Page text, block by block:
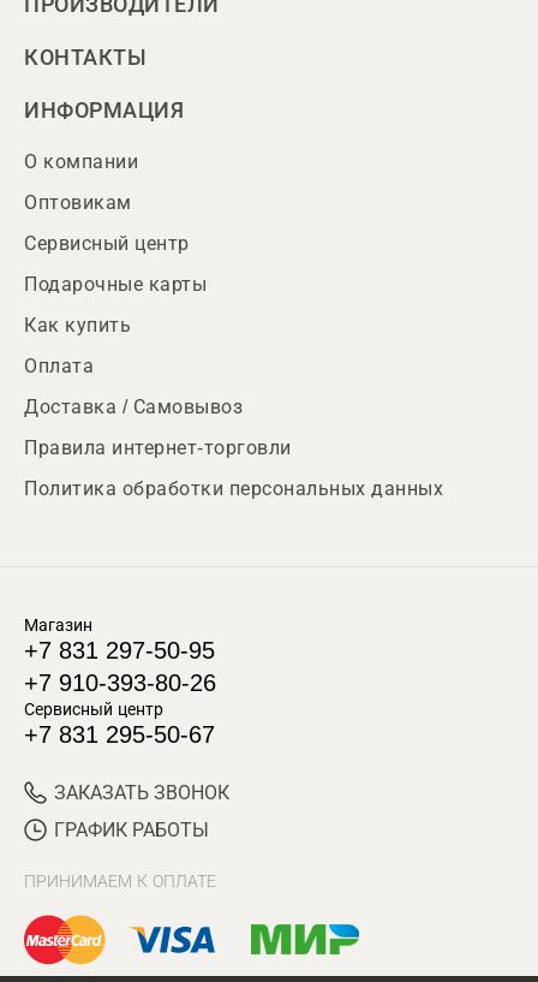
ПРОИЗВОДИТЕЛИ
КОНТАКТЫ
ИНФОРМАЦИЯ
О компании
Оптовикам
Сервисный центр
Подарочные карты
Как купить
Оплата
Доставка / Самовывоз
Правила интернет-торговли
Политика обработки персональных данных
Магазин
+7 831 297-50-95
+7 910-393-80-26
Сервисный центр
+7 831 295-50-67
ЗАКАЗАТЬ ЗВОНОК
ГРАФИК РАБОТЫ
ПРИНИМАЕМ К ОПЛАТЕ